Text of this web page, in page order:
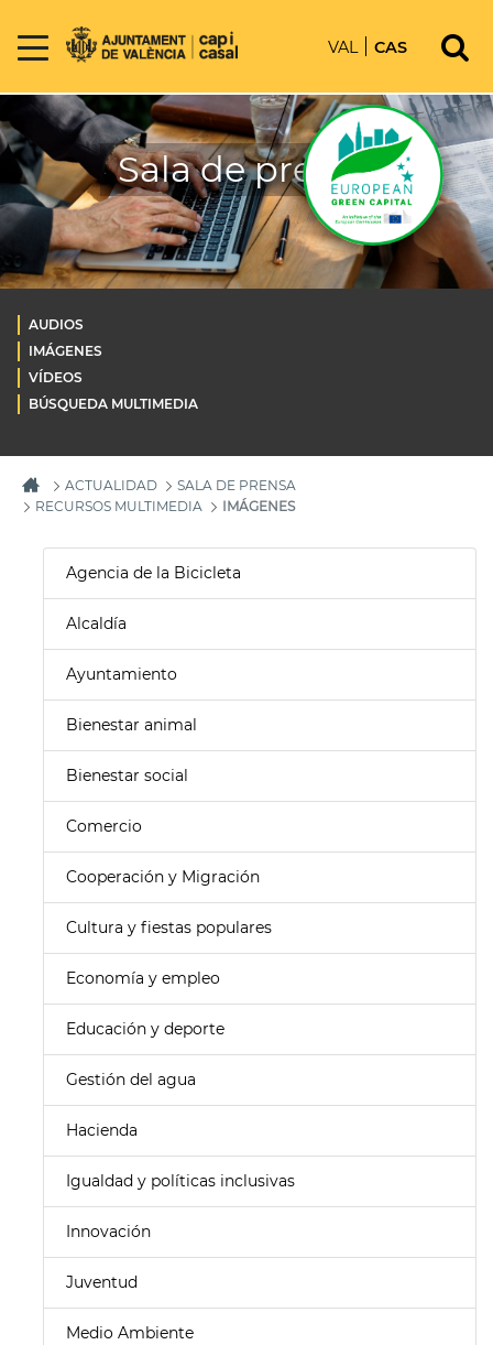
VAL CAS
Sala de prensa
AUDIOS
IMÁGENES
VÍDEOS
BÚSQUEDA MULTIMEDIA
ACTUALIDAD
SALA DE PRENSA
RECURSOS MULTIMEDIA
IMÁGENES
Agencia de la Bicicleta
Alcaldía
Ayuntamiento
Bienestar animal
Bienestar social
Comercio
Cooperación y Migración
Cultura y fiestas populares
Economía y empleo
Educación y deporte
Gestión del agua
Hacienda
Igualdad y políticas inclusivas
Innovación
Juventud
Medio Ambiente